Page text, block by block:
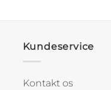
Kundeservice
Kontakt os